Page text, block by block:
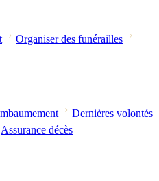
Organiser des funérailles
Dernières volontés
Assurance décès